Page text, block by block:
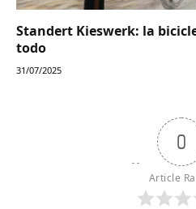
Standert Kieswerk: la
todo
31/07/2025
0
Article